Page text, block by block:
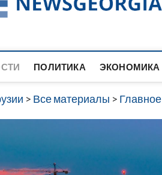
ПОЛИТИКА ЭКОНОМИКА
> Все материалы > Главное